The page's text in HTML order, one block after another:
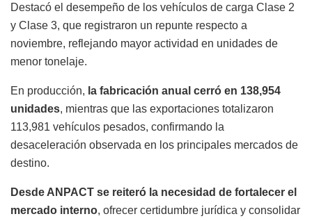
Destacó el desempeño de los vehículos de carga Clase 2
y Clase 3, que registraron un repunte respecto a
noviembre, reflejando mayor actividad en unidades de
menor tonelaje.
En producción, la fabricación anual cerró en 138,954
unidades, mientras que las exportaciones totalizaron
113,981 vehículos pesados, confirmando la
desaceleración observada en los principales mercados de
destino.
Desde ANPACT se reiteró la necesidad de fortalecer el
mercado interno, ofrecer certidumbre jurídica y consolidar